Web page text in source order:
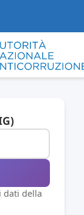
dati della